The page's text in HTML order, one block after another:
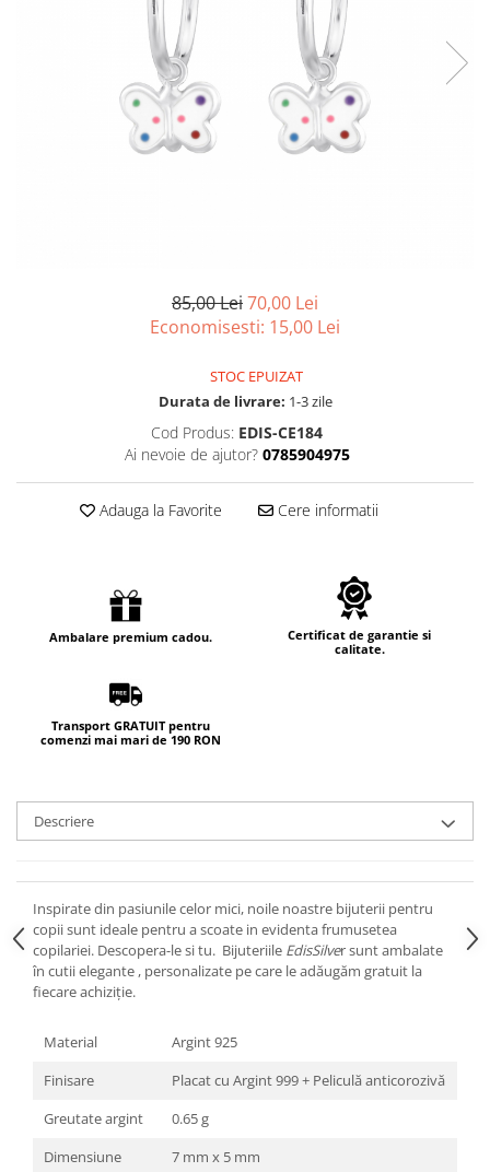
85,00 Lei70,00 Lei
Economisesti: 15,00 Lei
STOC EPUIZAT
Durata de livrare: 1-3 zile
Cod Produs: EDIS-CE184
Ai nevoie de ajutor? 0785904975
Adauga la Favorite Cere informatii
Ambalare premium cadou.
Certificat de garantie si
calitate.
Transport GRATUIT pentru
comenzi mai mari de 190 RON
Descriere
Inspirate din pasiunile celor mici, noile noastre bijuterii pentru
copii sunt ideale pentru a scoate in evidenta frumusetea
copilariei. Descopera-le si tu. Bijuteriile EdisSilver sunt ambalate
în cutii elegante , personalizate pe care le adăugăm gratuit la
fiecare achiziție.
Material
Argint 925
Finisare
Placat cu Argint 999 + Peliculă anticorozivă
Greutate argint
0.65 g
Dimensiune
7 mm x 5 mm